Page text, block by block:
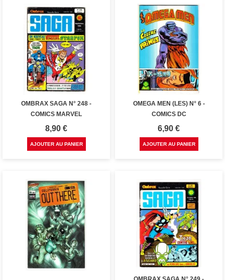
OMBRAX SAGA N° 248 -
COMICS MARVEL
Prix
8,90 €
AJOUTER AU PANIER
OMEGA MEN (LES) N° 6 -
COMICS DC
Prix
6,90 €
AJOUTER AU PANIER